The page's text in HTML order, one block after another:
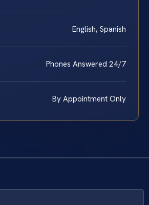
English, Spanish
Phones Answered 24/7
By Appointment Only